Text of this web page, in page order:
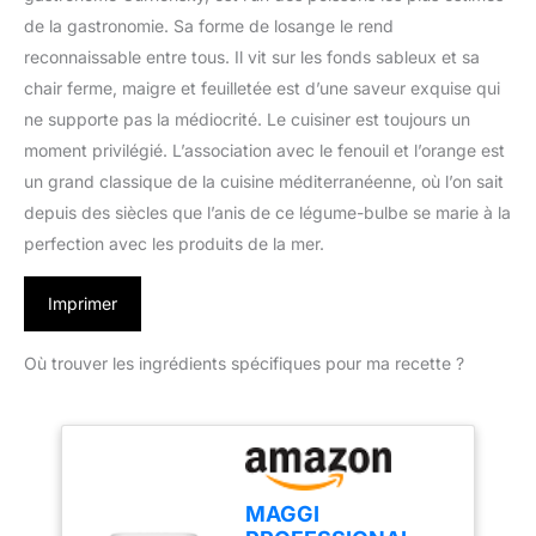
de la gastronomie. Sa forme de losange le rend
reconnaissable entre tous. Il vit sur les fonds sableux et sa
chair ferme, maigre et feuilletée est d’une saveur exquise qui
ne supporte pas la médiocrité. Le cuisiner est toujours un
moment privilégié. L’association avec le fenouil et l’orange est
un grand classique de la cuisine méditerranéenne, où l’on sait
depuis des siècles que l’anis de ce légume-bulbe se marie à la
perfection avec les produits de la mer.
Imprimer
Où trouver les ingrédients spécifiques pour ma recette ?
MAGGI